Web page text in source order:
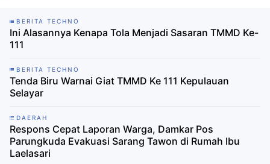
BERITA TECHNO
Ini Alasannya Kenapa Tola Menjadi Sasaran TMMD Ke-
111
BERITA TECHNO
Tenda Biru Warnai Giat TMMD Ke 111 Kepulauan
Selayar
DAERAH
Respons Cepat Laporan Warga, Damkar Pos
Parungkuda Evakuasi Sarang Tawon di Rumah Ibu
Laelasari